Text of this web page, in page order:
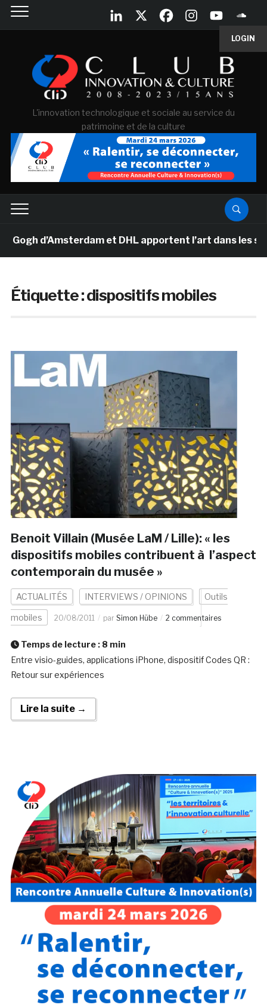
LOGIN
L'innovation technologique et sociale au service du
patrimoine et de la culture
d’Amsterdam et DHL apportent l’art dans les
Étiquette :dispositifs mobiles
Benoit Villain (Musée LaM / Lille): « les
dispositifs mobiles contribuent à l’aspect
contemporain du musée »
ACTUALITÉS INTERVIEWS / OPINIONS Outils
mobiles 20/08/2011 par Simon Hübe 2 commentaires
Temps de lecture : 8 min
Entre visio-guides, applications iPhone, dispositif Codes QR :
Retour sur expériences
Lire la suite →